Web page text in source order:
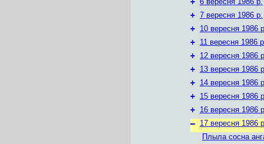
+ 7 вересня 1986 р.
+ 10 вересня 1986
+ 11 вересня 1986
+ 12 вересня 1986
+ 13 вересня 1986
+ 14 вересня 1986
+ 15 вересня 1986
+ 16 вересня 1986
– 17 вересня 1986
Плыла сосна